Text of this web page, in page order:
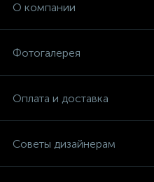
О компании
Фотогалерея
Оплата и доставка
Советы дизайнерам